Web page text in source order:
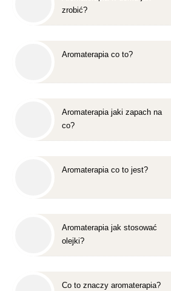
zrobić?
Aromaterapia co to?
Aromaterapia jaki zapach na
co?
Aromaterapia co to jest?
Aromaterapia jak stosować
olejki?
Co to znaczy aromaterapia?